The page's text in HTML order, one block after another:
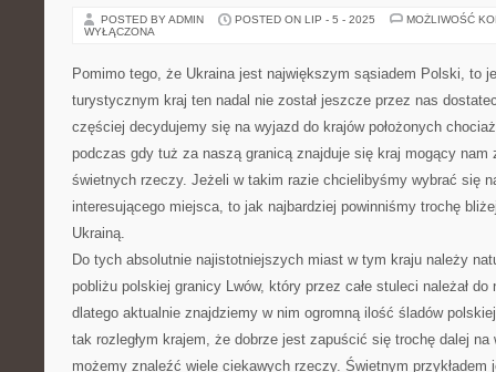
POSTED BY ADMIN POSTED ON LIP - 5 - 2025
MOŻLIWOŚĆ
WYŁĄCZONA
Pomimo tego, że Ukraina jest największym sąsiadem Polski, to
turystycznym kraj ten nadal nie został jeszcze przez nas
częściej decydujemy się na wyjazd do krajów położonych
podczas gdy tuż za naszą granicą znajduje się kraj mogący nam
świetnych rzeczy. Jeżeli w takim razie chcielibyśmy wybrać się
interesującego miejsca, to jak najbardziej powinniśmy trochę
Ukrainą.
Do tych absolutnie najistotniejszych miast w tym kraju należy
pobliżu polskiej granicy Lwów, który przez całe stuleci należał do
dlatego aktualnie znajdziemy w nim ogromną ilość śladów
tak rozległym krajem, że dobrze jest zapuścić się trochę dalej
możemy znaleźć wiele ciekawych rzeczy. Świetnym